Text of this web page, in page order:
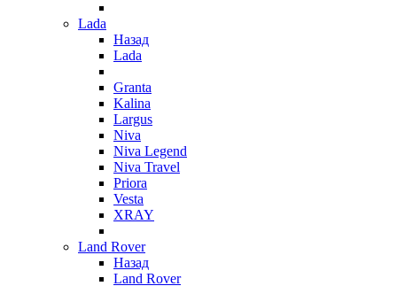
Lada
Назад
Lada
Granta
Kalina
Largus
Niva
Niva Legend
Niva Travel
Priora
Vesta
XRAY
Land Rover
Назад
Land Rover